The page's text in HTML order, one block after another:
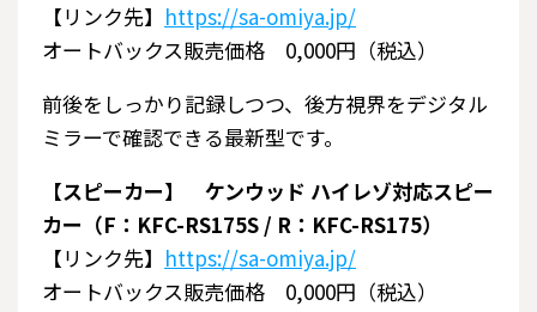
【リンク先】 https://sa-omiya.jp/
オートバックス販売価格 0,000円（税込）
前後をしっかり記録しつつ、後方視界をデジタル
ミラーで確認できる最新型です。
【スピーカー】 ケンウッド ハイレゾ対応スピー
カー（F：KFC-RS175S / R：KFC-RS175）
【リンク先】 https://sa-omiya.jp/
オートバックス販売価格 0,000円（税込）